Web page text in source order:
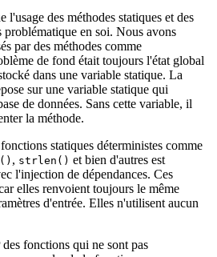
des méthodes statiques et des
problématique en soi. Nous avons
par des méthodes comme
de fond était toujours l'état global
dans une variable statique. La
sur une variable statique qui
de données. Sans cette variable, il
la méthode.
statiques déterministes comme
, strlen() et bien d'autres est
l'injection de dépendances. Ces
elles renvoient toujours le même
d'entrée. Elles n'utilisent aucun
fonctions qui ne sont pas